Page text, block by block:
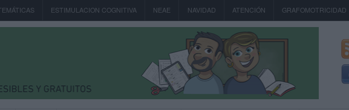
ESTIMULACION COGNITIVA NEAE NAVIDAD ATENCIÓN GRAFOMOTRICIDAD